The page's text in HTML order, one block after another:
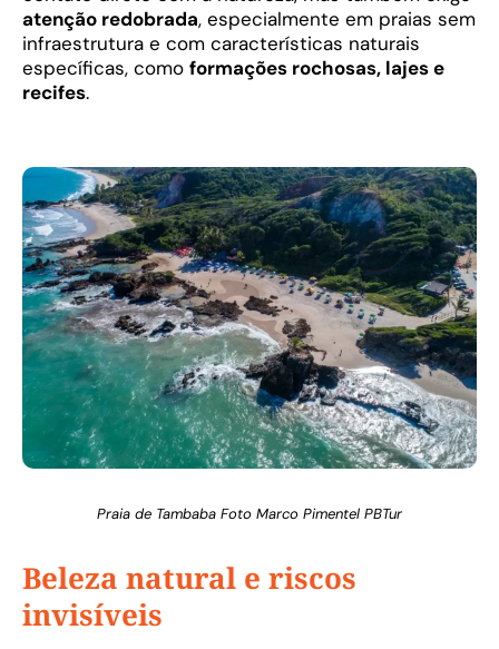
atenção redobrada, especialmente em praias sem
infraestrutura e com características naturais
específicas, como formações rochosas, lajes e
recifes.
Praia de Tambaba Foto Marco Pimentel PBTur
Beleza natural e riscos
invisíveis